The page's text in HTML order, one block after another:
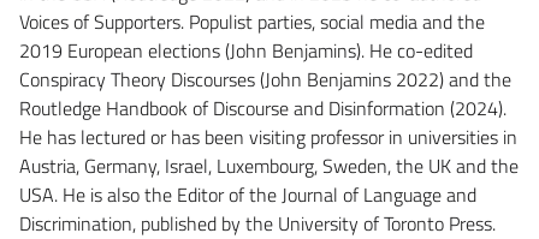
Voices of Supporters. Populist parties, social media and the
2019 European elections (John Benjamins). He co-edited
Conspiracy Theory Discourses (John Benjamins 2022) and the
Routledge Handbook of Discourse and Disinformation (2024).
He has lectured or has been visiting professor in universities in
Austria, Germany, Israel, Luxembourg, Sweden, the UK and the
USA. He is also the Editor of the Journal of Language and
Discrimination, published by the University of Toronto Press.